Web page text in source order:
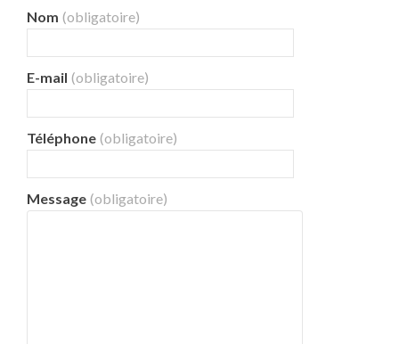
Nom (obligatoire)
E-mail (obligatoire)
Téléphone (obligatoire)
Message (obligatoire)